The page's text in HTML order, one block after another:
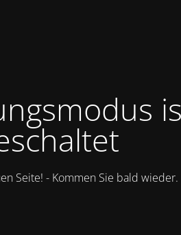
Seite! - Kommen Sie bald wieder.